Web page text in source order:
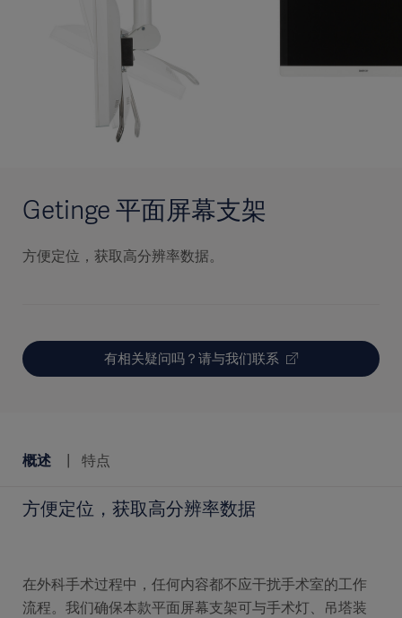
Getinge 平面屏幕支架
方便定位，获取高分辨率数据。
有相关疑问吗？请与我们联系
概述 特点
方便定位，获取高分辨率数据
在外科手术过程中，任何内容都不应干扰手术室的工作
流程。我们确保本款平面屏幕支架可与手术灯、吊塔装